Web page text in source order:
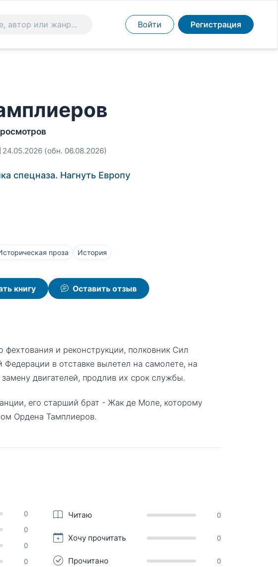
Войти Регистрация
24.05.2026 (обн. 06.08.2026)
спецназа. Нагнуть Европу
проза История
книгу Оставить отзыв
фехтования и реконструкции, полковник Сил
в отставке вылетел на самолете, на
двигателей, продлив их срок службы.
его старший брат - Жак де Моле, которому
Ордена Тамплиеров.
0
0
0
0
Читаю 0
Хочу прочитать 0
Прочитано 0